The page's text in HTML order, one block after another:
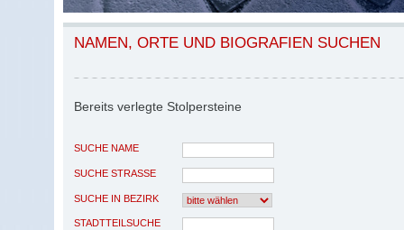
NAMEN, ORTE UND BIOGRAFIEN SUCHEN
Bereits verlegte Stolpersteine
SUCHE NAME
SUCHE STRASSE
SUCHE IN BEZIRK
STADTTEILSUCHE